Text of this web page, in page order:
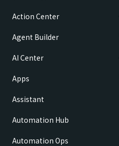
Action Center
Agent Builder
AI Center
Apps
Assistant
Automation Hub
Automation Ops